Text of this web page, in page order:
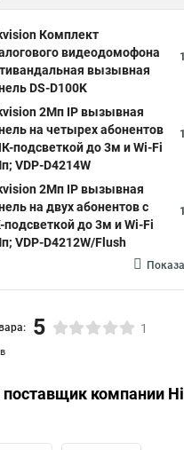
Комплект
видеодомофона
вызывная
DS-D100K
2Мп IP вызывная
на четырех абонентов
подсветкой до 3м и Wi-Fi
VDP-D4214W
2Мп IP вызывная
на двух абонентов с
подсветкой до 3м и Wi-Fi
VDP-D4212W/Flush
5 1
компании